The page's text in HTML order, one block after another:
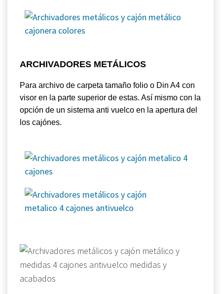
ARCHIVADORES METÁLICOS
Para archivo de carpeta tamaño folio o Din A4 con
visor en la parte superior de estas. Así mismo con la
opción de un sistema anti vuelco en la apertura del
los cajónes.